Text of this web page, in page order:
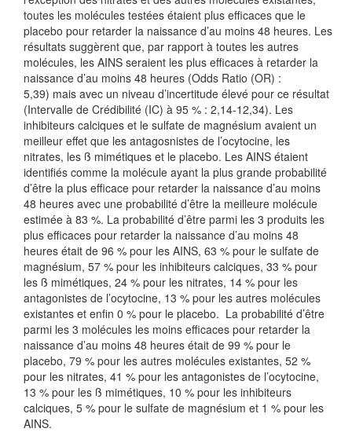
toutes les molécules testées étaient plus efficaces que le
placebo pour retarder la naissance d’au moins 48 heures. Les
résultats suggèrent que, par rapport à toutes les autres
molécules, les AINS seraient les plus efficaces à retarder la
naissance d’au moins 48 heures (Odds Ratio (OR) :
5,39) mais avec un niveau d’incertitude élevé pour ce résultat
(Intervalle de Crédibilité (IC) à 95 % : 2,14-12,34). Les
inhibiteurs calciques et le sulfate de magnésium avaient un
meilleur effet que les antagosnistes de l’ocytocine, les
nitrates, les ß mimétiques et le placebo. Les AINS étaient
identifiés comme la molécule ayant la plus grande probabilité
d’être la plus efficace pour retarder la naissance d’au moins
48 heures avec une probabilité d’être la meilleure molécule
estimée à 83 %. La probabilité d’être parmi les 3 produits les
plus efficaces pour retarder la naissance d’au moins 48
heures était de 96 % pour les AINS, 63 % pour le sulfate de
magnésium, 57 % pour les inhibiteurs calciques, 33 % pour
les ß mimétiques, 24 % pour les nitrates, 14 % pour les
antagonistes de l’ocytocine, 13 % pour les autres molécules
existantes et enfin 0 % pour le placebo. La probabilité d’être
parmi les 3 molécules les moins efficaces pour retarder la
naissance d’au moins 48 heures était de 99 % pour le
placebo, 79 % pour les autres molécules existantes, 52 %
pour les nitrates, 41 % pour les antagonistes de l’ocytocine,
13 % pour les ß mimétiques, 10 % pour les inhibiteurs
calciques, 5 % pour le sulfate de magnésium et 1 % pour les
AINS.